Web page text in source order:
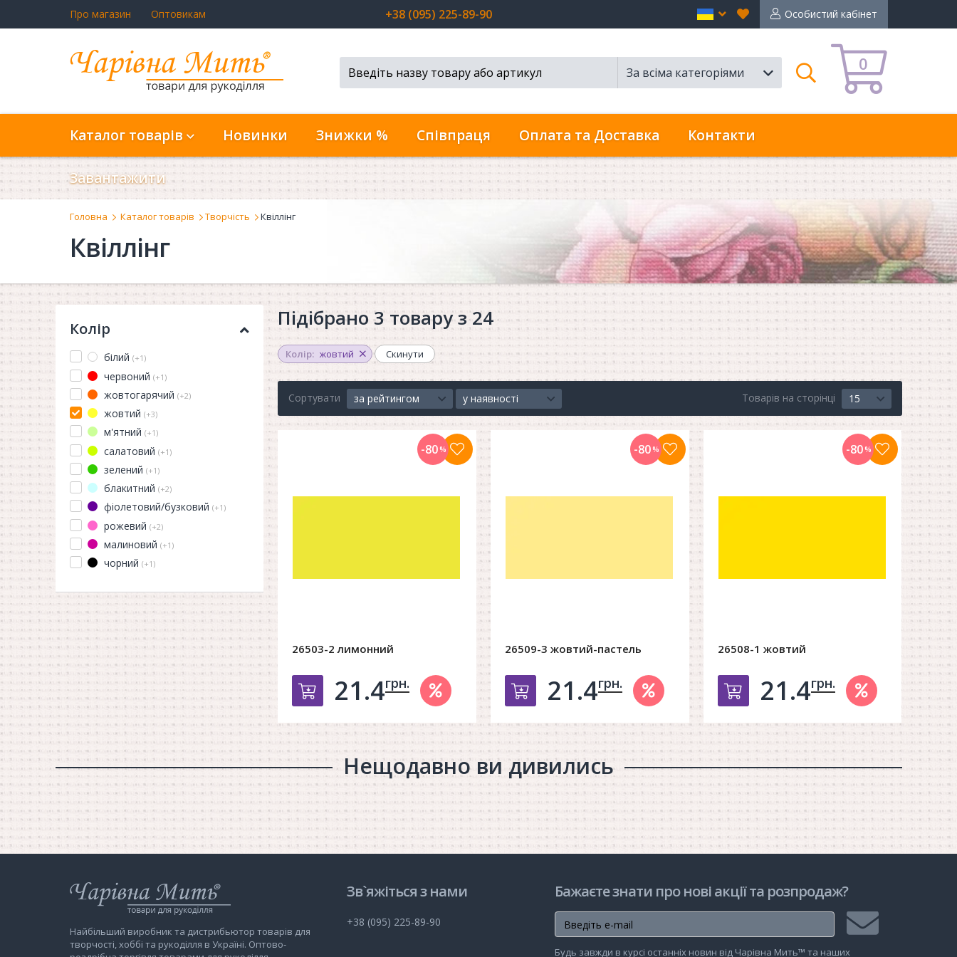
Про магазин Оптовикам +38 (095) 225-89-90 Особистий кабінет
Вибране
en
0
За всіма категоріями
Пошук
Каталог товарів Новинки Знижки % Співпраця Оплата та Доставка Контакти
Завантажити
Головна Каталог товарів Творчість Квіллінг
Квіллінг
Колір
білий (+1)
червоний (+1)
жовтогарячий (+2)
жовтий (+3)
м'ятний (+1)
салатовий (+1)
зелений (+1)
блакитний (+2)
фіолетовий/бузковий (+1)
рожевий (+2)
малиновий (+1)
чорний (+1)
Підібрано 3 товару з 24
Колір: жовтий Скинути
Сортувати за рейтингом у наявності Товарів на сторінці 15
26503-2 лимонний
Добавить в корзину
21.4грн.
-80%
26509-3 жовтий-пастель
Добавить в корзину
21.4грн.
-80%
26508-1 жовтий
Добавить в корзину
21.4грн.
-80%
Нещодавно ви дивились
Інтернет-
магазин
Мить
Найбільший виробник та дистрибьютор товарів для
творчості, хоббі та рукоділля в Україні. Оптово-
Зв`яжіться з нами
+38 (095) 225-89-90
Бажаєте знати про нові акції та розпродаж?
Будь завжди в курсі останніх новин від Чарівна Мить™ та наших